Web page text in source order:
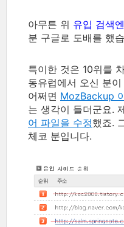
아무튼 위 유입 검색
분 구글로 도배를 했
특이한 것은 10위를
동유럽에서 오신 분
어쩌면 MozBackup
는 생각이 들더군요.
어 파일을 수정했죠.
체코 분입니다.